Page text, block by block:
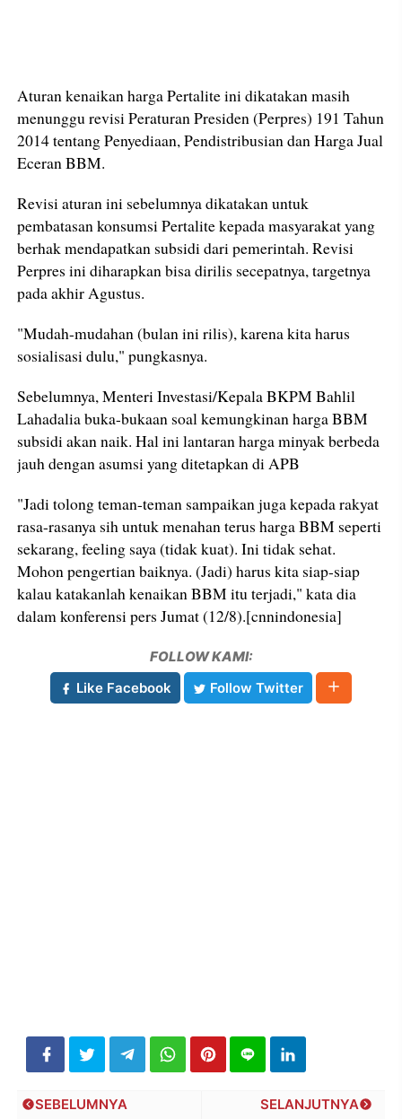
Aturan kenaikan harga Pertalite ini dikatakan masih
menunggu revisi Peraturan Presiden (Perpres) 191 Tahun
2014 tentang Penyediaan, Pendistribusian dan Harga Jual
Eceran BBM.
Revisi aturan ini sebelumnya dikatakan untuk
pembatasan konsumsi Pertalite kepada masyarakat yang
berhak mendapatkan subsidi dari pemerintah. Revisi
Perpres ini diharapkan bisa dirilis secepatnya, targetnya
pada akhir Agustus.
"Mudah-mudahan (bulan ini rilis), karena kita harus
sosialisasi dulu," pungkasnya.
Sebelumnya, Menteri Investasi/Kepala BKPM Bahlil
Lahadalia buka-bukaan soal kemungkinan harga BBM
subsidi akan naik. Hal ini lantaran harga minyak berbeda
jauh dengan asumsi yang ditetapkan di APB
"Jadi tolong teman-teman sampaikan juga kepada rakyat
rasa-rasanya sih untuk menahan terus harga BBM seperti
sekarang, feeling saya (tidak kuat). Ini tidak sehat.
Mohon pengertian baiknya. (Jadi) harus kita siap-siap
kalau katakanlah kenaikan BBM itu terjadi," kata dia
dalam konferensi pers Jumat (12/8).[cnnindonesia]
FOLLOW KAMI:
Like Facebook
Follow Twitter
SELANJUTNYA
SEBELUMNYA